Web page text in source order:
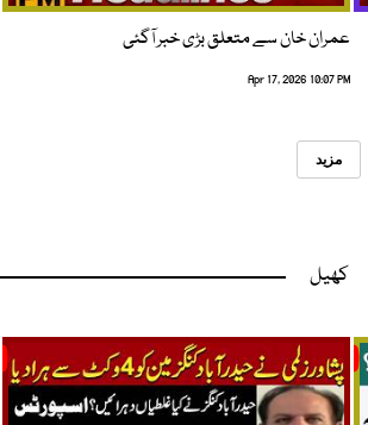
عمران خان سے متعلق بڑی خبر آگئی
Apr 17, 2026 10:07 PM
مزید
کھیل